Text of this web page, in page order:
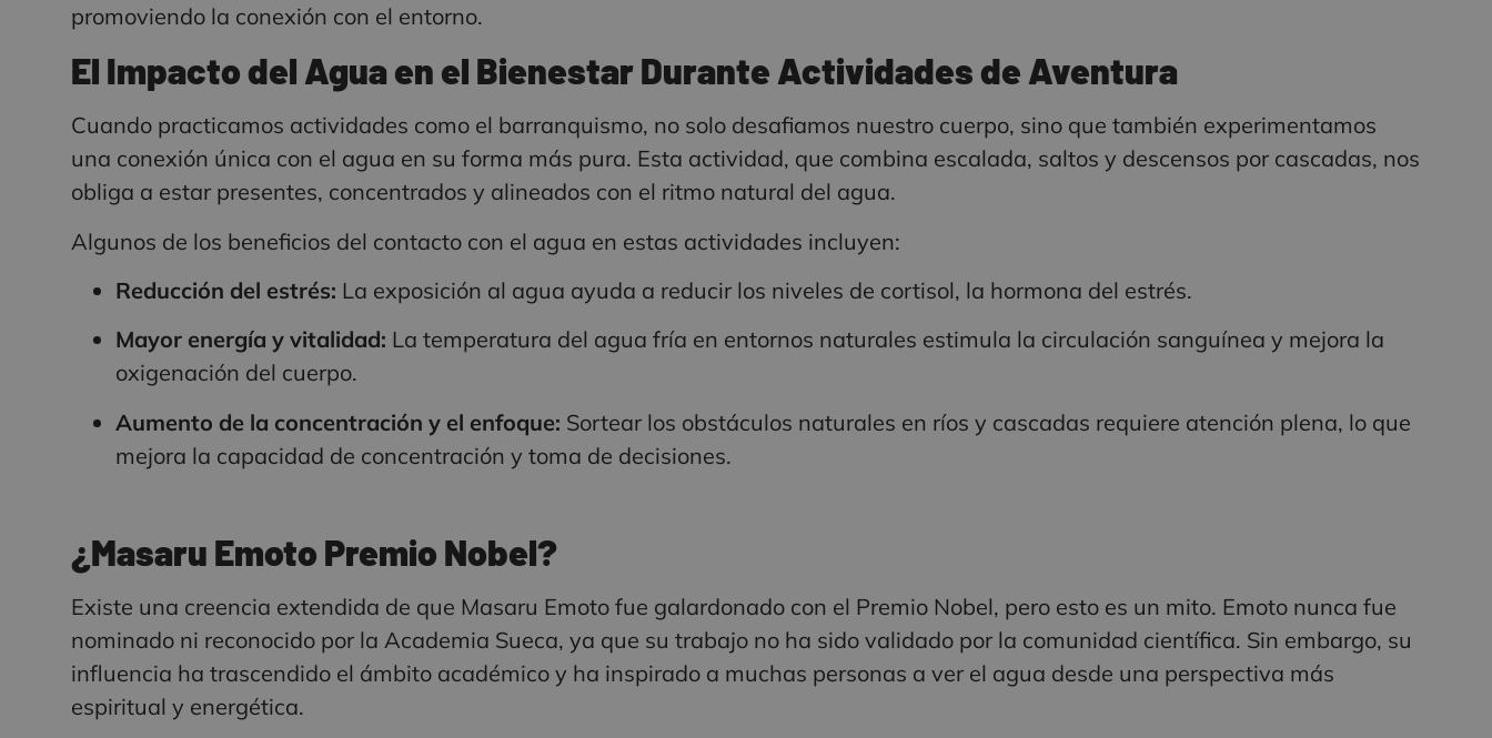
promoviendo la conexión con el entorno.
El Impacto del Agua en el Bienestar Durante Actividades de Aventura
Cuando practicamos actividades como el barranquismo, no solo desafiamos nuestro cuerpo, sino que también experimentamos
una conexión única con el agua en su forma más pura. Esta actividad, que combina escalada, saltos y descensos por cascadas, nos
obliga a estar presentes, concentrados y alineados con el ritmo natural del agua.
Algunos de los beneficios del contacto con el agua en estas actividades incluyen:
Reducción del estrés: La exposición al agua ayuda a reducir los niveles de cortisol, la hormona del estrés.
Mayor energía y vitalidad: La temperatura del agua fría en entornos naturales estimula la circulación sanguínea y mejora la
oxigenación del cuerpo.
Aumento de la concentración y el enfoque: Sortear los obstáculos naturales en ríos y cascadas requiere atención plena, lo que
mejora la capacidad de concentración y toma de decisiones.
¿Masaru Emoto Premio Nobel?
Existe una creencia extendida de que Masaru Emoto fue galardonado con el Premio Nobel, pero esto es un mito. Emoto nunca fue
nominado ni reconocido por la Academia Sueca, ya que su trabajo no ha sido validado por la comunidad científica. Sin embargo, su
influencia ha trascendido el ámbito académico y ha inspirado a muchas personas a ver el agua desde una perspectiva más
espiritual y energética.